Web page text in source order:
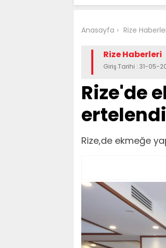
Anasayfa Rize
Rize Haberleri
Giriş Tarihi : 31-05-
Rize'de
Rize,de ekmeğe